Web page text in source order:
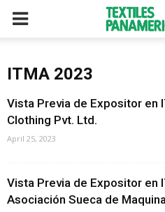
ITMA 2023
Vista Previa de Expositor en
Clothing Pvt. Ltd.
April 25, 2023
Vista Previa de Expositor en
Asociación Sueca de